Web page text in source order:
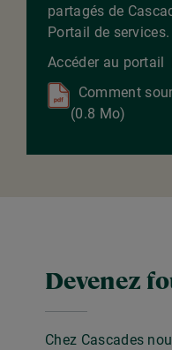
partagés de
Portail de services.
Accéder au portail
Comment
(0.8 Mo)
Devenez
Chez Cascades